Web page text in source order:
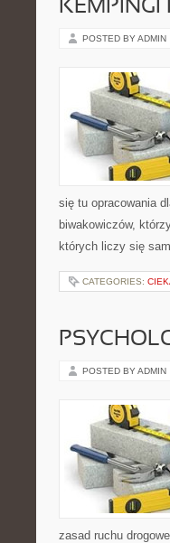
POSTED BY ADMIN
się tu opracowania
biwakowiczów,
których liczy się
CATEGORIES:
POSTED BY ADMIN
zasad ruchu